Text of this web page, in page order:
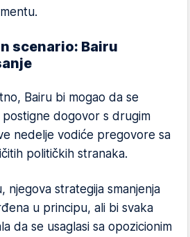
scenario: Bairu
Bairu bi mogao da se
dogovor s drugim
nedelje vodiće pregovore sa
političkih stranaka.
njegova strategija smanjenja
u principu, ali bi svaka
da se usaglasi sa opozicionim